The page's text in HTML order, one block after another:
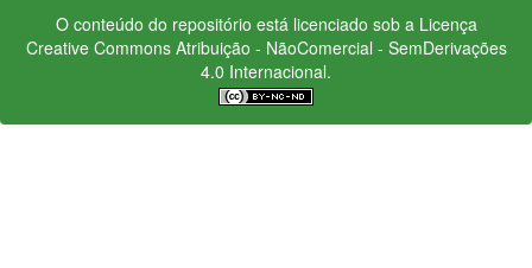
O conteúdo do repositório está licenciado sob a Licença
Creative CommonsAtribuição - NãoComercial - SemDerivações
4.0 Internacional.